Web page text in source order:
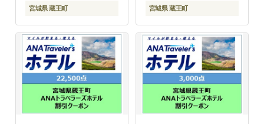
宮城県 蔵王町 宮城県 蔵王町